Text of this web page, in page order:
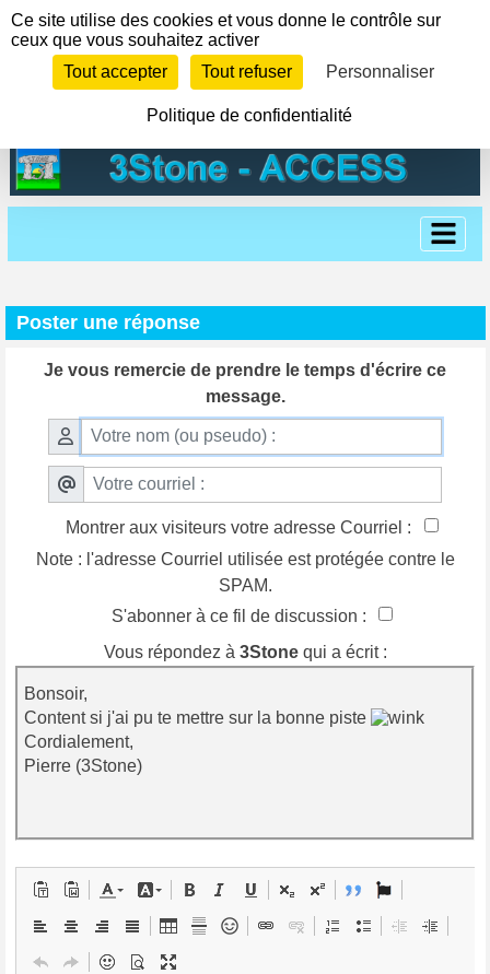
Poster une réponse
Je vous remercie de prendre le temps d'écrire ce
message.
Montrer aux visiteurs votre adresse Courriel :
Note : l'adresse Courriel utilisée est protégée contre le
SPAM.
S'abonner à ce fil de discussion :
Vous répondez à 3Stonequi a écrit :
Bonsoir,
Content si j'ai pu te mettre sur la bonne piste
Cordialement,
Pierre (3Stone)
Panneau de gestion des cookies
Ce site utilise des cookies et vous donne le contrôle sur
ceux que vous souhaitez activer
Tout accepter
Tout refuser Personnaliser
Politique de confidentialité